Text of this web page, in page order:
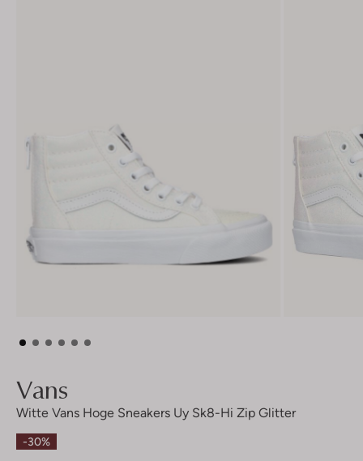
Vans
Witte Vans Hoge Sneakers Uy Sk8-Hi Zip Glitter
-30%